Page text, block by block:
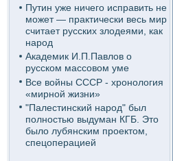
Путин уже ничего исправить не
может — практически весь мир
считает русских злодеями, как
народ
Академик И.П.Павлов о
русском массовом уме
Все войны СССР - хронология
«мирной жизни»
"Палестинский народ" был
полностью выдуман КГБ. Это
было лубянским проектом,
спецоперацией